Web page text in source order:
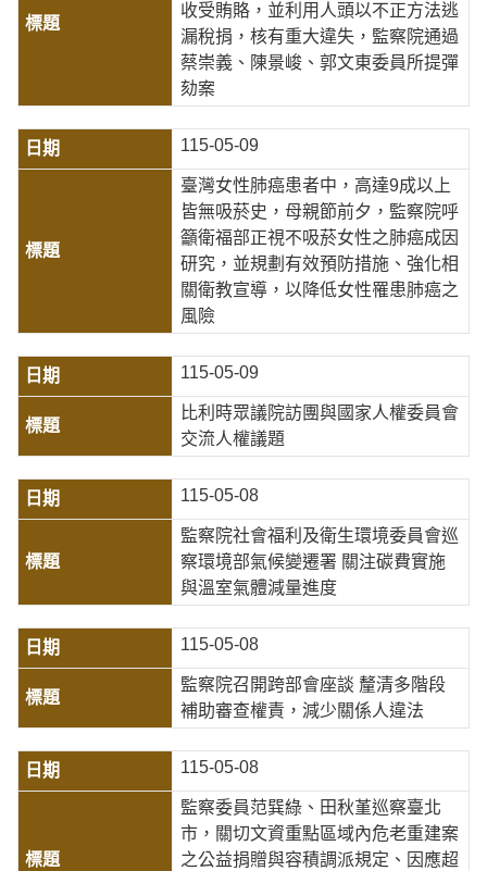
收受賄賂，並利用人頭以不正方法逃
漏稅捐，核有重大違失，監察院通過
蔡崇義、陳景峻、郭文東委員所提彈
劾案
115-05-09
臺灣女性肺癌患者中，高達9成以上
皆無吸菸史，母親節前夕，監察院呼
籲衛福部正視不吸菸女性之肺癌成因
研究，並規劃有效預防措施、強化相
關衛教宣導，以降低女性罹患肺癌之
風險
115-05-09
比利時眾議院訪團與國家人權委員會
交流人權議題
115-05-08
監察院社會福利及衛生環境委員會巡
察環境部氣候變遷署 關注碳費實施
與溫室氣體減量進度
115-05-08
監察院召開跨部會座談 釐清多階段
補助審查權責，減少關係人違法
115-05-08
監察委員范巽綠、田秋堇巡察臺北
市，關切文資重點區域內危老重建案
之公益捐贈與容積調派規定、因應超